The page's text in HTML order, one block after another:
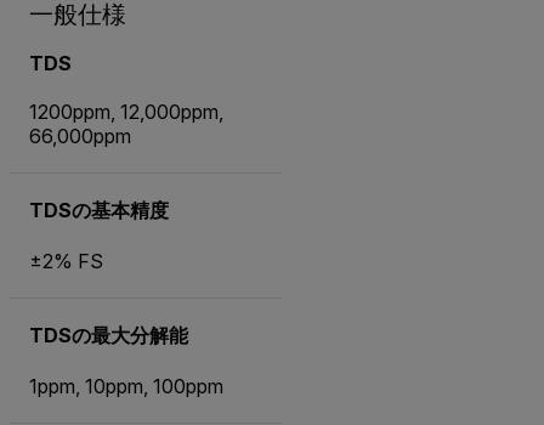
一般仕様
TDS
1200ppm, 12,000ppm,
66,000ppm
TDSの基本精度
±2% FS
TDSの最大分解能
1ppm, 10ppm, 100ppm